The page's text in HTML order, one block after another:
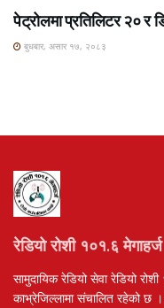
पेट्रोलमा प्रतिलिटर २० र
बुधबार, असार १७, २०८३
रेडियो रोशी १०१.६ मेगाहर्ज
सामुदायिक रेडियो सेवा रेडियो
काभ्रेजिल्लामा संचालित रहेको छ ।